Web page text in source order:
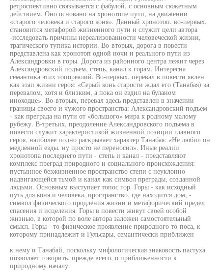
ретроспективно связывается с фабулой, с основным сюжетным
действием. Оно основано на хронотопе пути, на движении
«старого человека и старого коня». Данный хронотоп, во-первых,
становится метафорой жизненного пути и служит цели автора
-исследовать причины нереализованности человеческой жизни,
трагического тупика истории. Во-вторых, дорога в повести
представлена как хронотоп одной ночи и реального пути из
Александровки в горы. Дорога из районного центра лежит через
Александровский подъем, степь, канал к горам. Интересна
семантика этих топореалий. Во-первых, перевал в повести явлен
как этап жизни героя: «Серый конь старости ждал его (Танабая) за
перевалом, хотя и близким, а пока он ездил на буланом
иноходце». Во-вторых, перевал здесь представлен в значении
границы своего и чужого пространства: Александровский подъем
- как преграда на пути от «большого» мира к родному малому
рубежу. В-третьих, преодоление Александровского подъема в
повести служит характеристикой жизненной позиции главного
героя, наиболее полно раскрывает характер Танабая: «Не любил он
медленной езды, ну просто не переносил». Иные реалии
хронотопа последнего пути - степь и канал - представляют
комплекс преград природного и социального происхождения:
пустынное безжизненное пространство степи с неуклонно
надвигающейся тьмой и канал как символ преграды, созданной
людьми. Основным выступает топос гор. Горы - как исходный
путь для коня и человека, пространство, где находится дом, -
символ физического продления жизни и метафорический предел
спасения и исцеления. Горы в повести живут своей особой
жизнью, в которой по воле автора заложен самостоятельный
смысл. Горы - то физическое проявление природного то-поса, к
которому принадлежит и Гульсары, семантически приближен
к нему и Танабай, поскольку мифологическая знаковость пастуха
позволяет говорить, прежде всего, о приближенности к
природному началу.